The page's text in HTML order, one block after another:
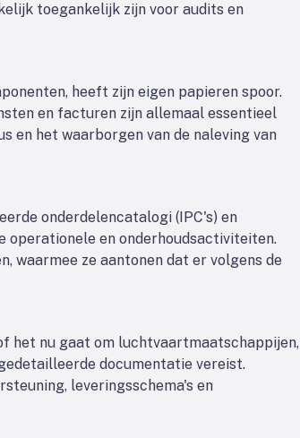
toegankelijk zijn voor audits en
heeft zijn eigen papieren spoor.
en facturen zijn allemaal essentieel
en het waarborgen van de naleving van
onderdelencatalogi (IPC's) en
operationele en onderhoudsactiviteiten.
waarmee ze aantonen dat er volgens de
het nu gaat om luchtvaartmaatschappijen,
documentatie vereist.
leveringsschema's en